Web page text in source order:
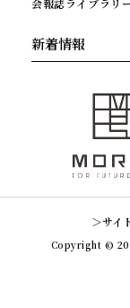
会報誌ライブラリ
新着情報
サイ
Copyright ©